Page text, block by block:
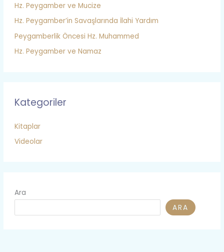
Hz. Peygamber ve Mucize
Hz. Peygamber’in Savaşlarında İlahi Yardım
Peygamberlik Öncesi Hz. Muhammed
Hz. Peygamber ve Namaz
Kategoriler
Kitaplar
Videolar
Ara
ARA